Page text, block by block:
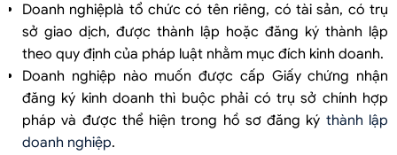
Doanh nghiệplà tổ chức có tên riêng, có tài sản, có trụ
sở giao dịch, được thành lập hoặc đăng ký thành lập
theo quy định của pháp luật nhằm mục đích kinh doanh.
Doanh nghiệp nào muốn được cấp Giấy chứng nhận
đăng ký kinh doanh thì buộc phải có trụ sở chính hợp
pháp và được thể hiện trong hồ sơ đăng ký thành lập
doanh nghiệp.